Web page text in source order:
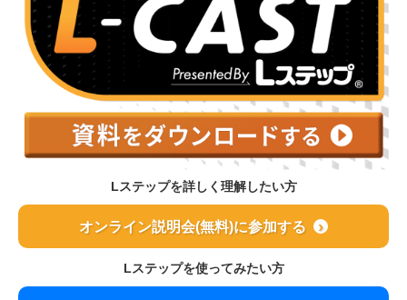
Lステップを詳しく理解したい方
オンライン説明会(無料)に参加する
Lステップを使ってみたい方